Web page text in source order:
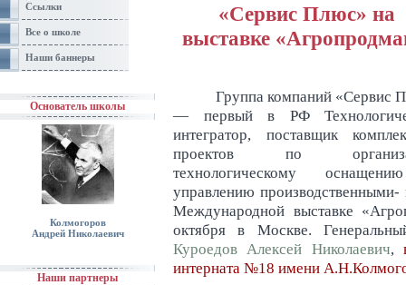
Ссылки
Все о школе
Наши баннеры
Основатель школы
Колмогоров
Андрей Николаевич
Наши партнеры
«Сервис Плюс» на
выставке
Группа компаний «Сервис
— первый в РФ
интегратор, поставщик
проектов по
технологическому
управлению
Международной выставке
октября в Москве.
Куроедов Алексей Николаевич,
интерната №18 имени